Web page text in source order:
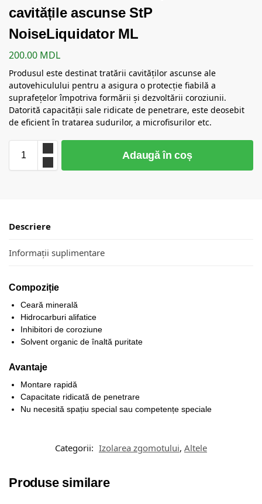
cavitățile ascunse StP
NoiseLiquidator ML
200.00 MDL
Produsul este destinat tratării cavităților ascunse ale
autovehiculului pentru a asigura o protecție fiabilă a
suprafețelor împotriva formării și dezvoltării coroziunii.
Datorită capacității sale ridicate de penetrare, este deosebit
de eficient în tratarea sudurilor, a microfisurilor etc.
Adaugă în coș
Descriere
Informații suplimentare
Compoziție
Ceară minerală
Hidrocarburi alifatice
Inhibitori de coroziune
Solvent organic de înaltă puritate
Avantaje
Montare rapidă
Capacitate ridicată de penetrare
Nu necesită spațiu special sau competențe speciale
Categorii: Izolarea zgomotului, Altele
Produse similare